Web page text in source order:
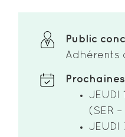
Public
Adhérents
JEUDI
(SER –
JEUDI